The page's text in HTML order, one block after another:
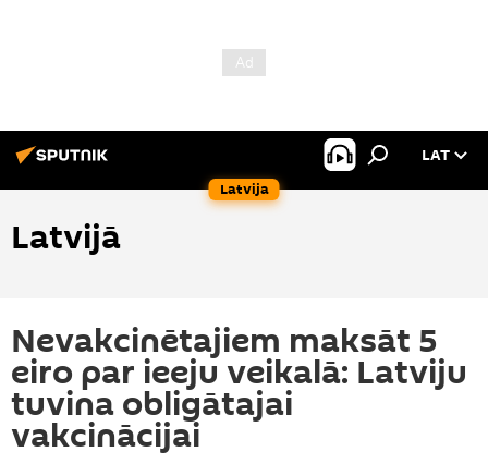
Latvija
LAT
Latvijā
Nevakcinētajiem maksāt 5
eiro par ieeju veikalā: Latviju
tuvina obligātajai
vakcinācijai